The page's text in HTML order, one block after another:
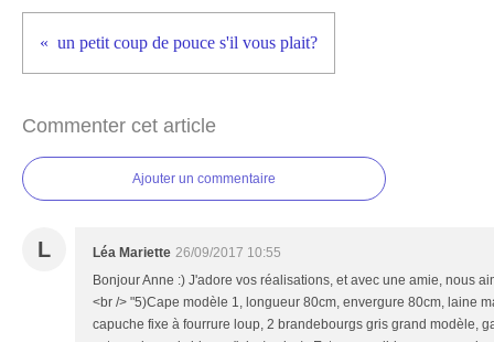
un petit coup de pouce s'il vous plait?
Commenter cet article
Ajouter un commentaire
L Léa Mariette 26/09/2017 10:55
Bonjour Anne :) J'adore vos réalisations, et avec une amie, nous
<br /> "5)Cape modèle 1, longueur 80cm, envergure 80cm, laine
capuche fixe à fourrure loup, 2 brandebourgs gris grand modèle,